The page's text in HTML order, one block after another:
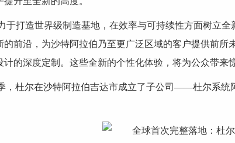
于打造世界级制造基地，在效率与可持续性方面树立全
的前沿，为沙特阿拉伯乃至更广泛区域的客户提供前
计的深度定制。这些全新的个性化体验，将为公众带来
，杜尔在沙特阿拉伯吉达市成立了子公司——杜尔系统